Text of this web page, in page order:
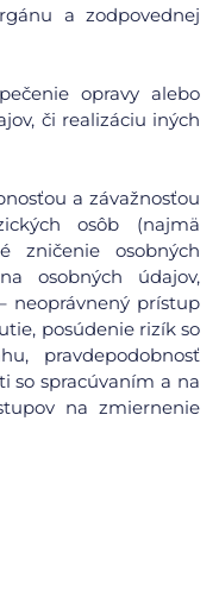
a zodpovednej
opravy alebo
či realizáciu iných
a závažnosťou
osôb (najmä
zničenie osobných
osobných údajov,
neoprávnený prístup
posúdenie rizík so
pravdepodobnosť
so spracúvaním a na
na zmiernenie